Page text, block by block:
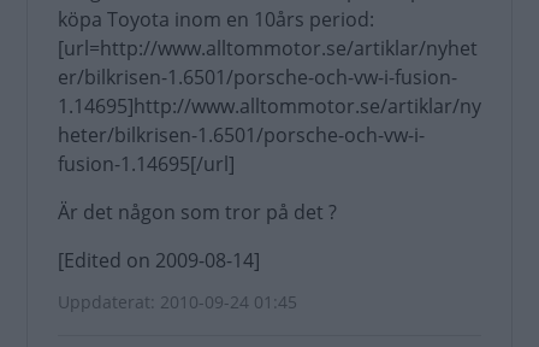
köpa Toyota inom en 10års period:
[url=http://www.alltommotor.se/artiklar/nyhet
er/bilkrisen-1.6501/porsche-och-vw-i-fusion-
1.14695]http://www.alltommotor.se/artiklar/ny
heter/bilkrisen-1.6501/porsche-och-vw-i-
fusion-1.14695[/url]
Är det någon som tror på det ?
[Edited on 2009-08-14]
Uppdaterat: 2010-09-24 01:45